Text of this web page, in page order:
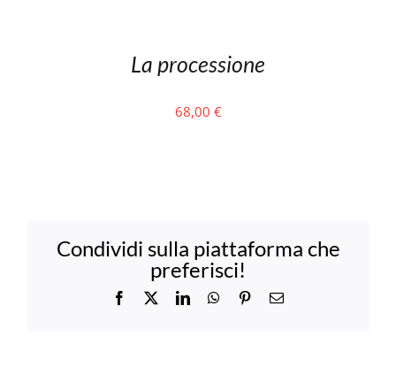
La processione
68,00 €
Condividi sulla piattaforma che
preferisci!
Facebook LinkedInWhatsApp
PinterestEmail